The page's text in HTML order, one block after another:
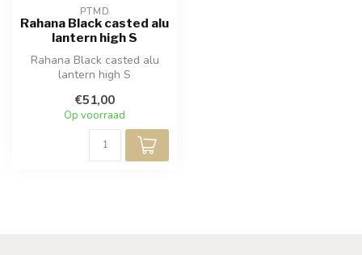
PTMD
Rahana Black casted alu
lantern high S
Rahana Black casted alu
lantern high S
€51,00
Op voorraad